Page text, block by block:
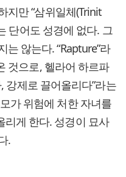
지만 “삼위일체(Trinit
단어도 성경에 없다. 그
는 않는다. “Rapture”라
것으로, 헬라어 하르파
강제로 끌어올리다”라는
가 위험에 처한 자녀를
게 한다. 성경이 묘사
.